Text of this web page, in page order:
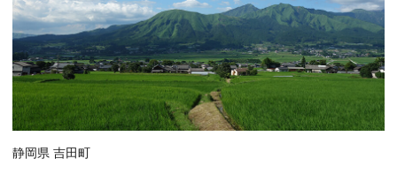
静岡県 吉田町